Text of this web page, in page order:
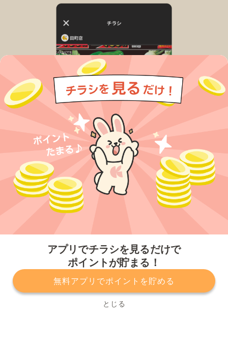
アプリでチラシを見るだけで
ポイントが貯まる！
無料アプリでポイントを貯める
とじる
プライバシーポリシー 利用規約
運営会社
サービスに関してのお問い合わせ